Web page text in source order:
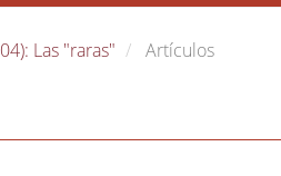
Las "raras" Artículos